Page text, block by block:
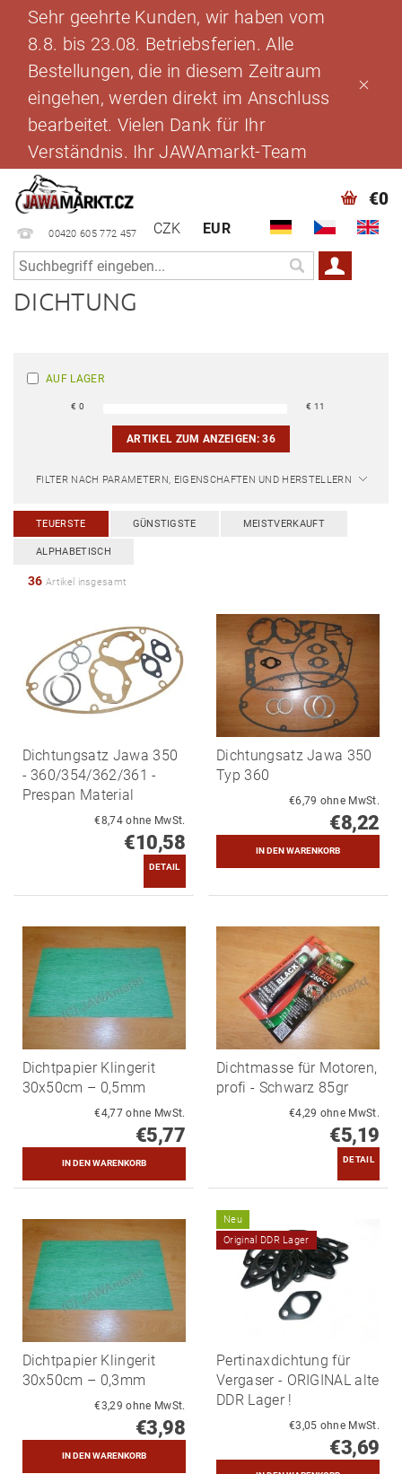
Sehr geehrte Kunden, wir haben vom
8.8. bis 23.08. Betriebsferien. Alle
Bestellungen, die in diesem Zeitraum
eingehen, werden direkt im Anschluss
bearbeitet. Vielen Dank für Ihr
Verständnis. Ihr JAWAmarkt-Team
00420 605 772 457 CZK EUR
€0
DICHTUNG
AUF LAGER
€0 € 11
ARTIKEL ZUM ANZEIGEN:36
FILTER NACH PARAMETERN, EIGENSCHAFTEN UND HERSTELLERN
TEUERSTE GÜNSTIGSTE MEISTVERKAUFT
ALPHABETISCH
36 Artikel insgesamt
Dichtungsatz Jawa 350
- 360/354/362/361 -
Prespan Material
€8,74 ohne MwSt.
€10,58
DETAIL
Dichtungsatz Jawa 350
Typ 360
€6,79 ohne MwSt.
€8,22
Dichtpapier Klingerit
30x50cm – 0,5mm
€4,77 ohne MwSt.
€5,77
Dichtmasse für Motoren,
profi - Schwarz 85gr
€4,29 ohne MwSt.
€5,19
DETAIL
Dichtpapier Klingerit
30x50cm – 0,3mm
€3,29 ohne MwSt.
€3,98
Neu
Original DDR Lager
Pertinaxdichtung für
Vergaser - ORIGINAL alte
DDR Lager !
€3,05 ohne MwSt.
€3,69